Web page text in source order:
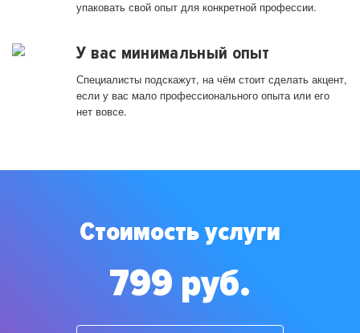
упаковать свой опыт для конкретной профессии.
У вас минимальный опыт
Специалисты подскажут, на чём стоит сделать акцент,
если у вас мало профессионального опыта или его
нет вовсе.
Стоимость услуги
799 руб.